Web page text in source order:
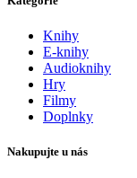
Knihy
E-knihy
Audioknihy
Hry
Filmy
Doplnky
Nakupujte u nás